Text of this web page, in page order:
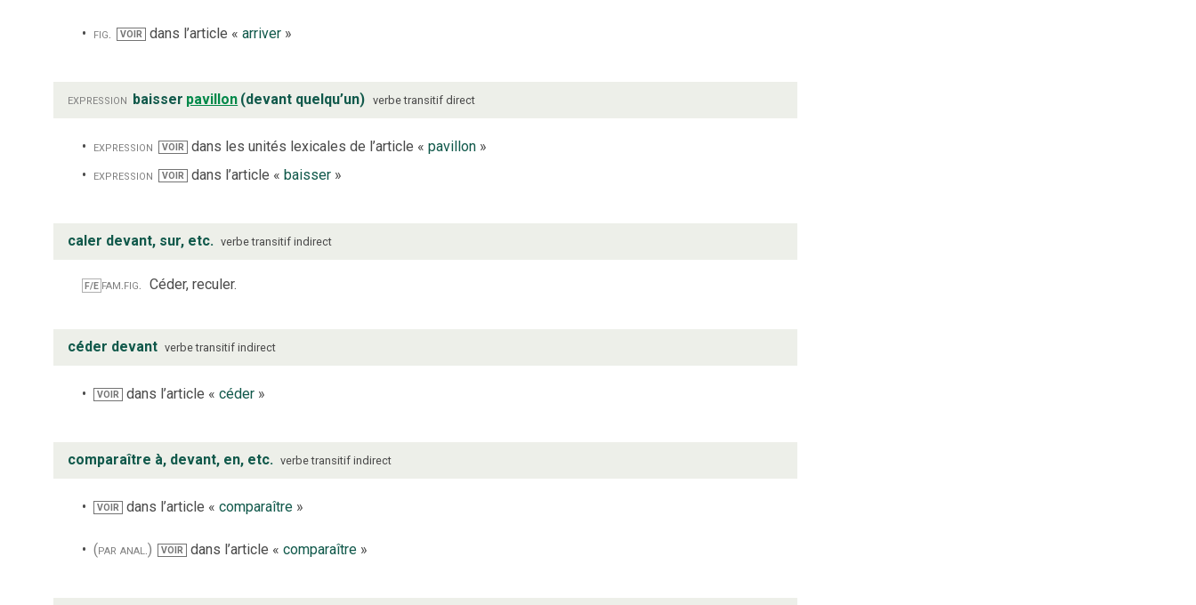
fig. VOIR dans l’article « arriver»
expression baisser pavillon (devant quelqu’un) verbe transitif direct
expression VOIR dans les unités lexicales de l’article « pavillon»
expression
VOIR dans l’article « baisser»
caler devant, sur, etc. verbe transitif indirect
F/E fam. fig. Céder, reculer.
céder devant verbe transitif indirect
VOIR dans l’article «céder »
comparaître à, devant, en, etc. verbe transitif indirect
VOIR dans l’article «comparaître »
(par anal.) VOIR dans l’article « comparaître»